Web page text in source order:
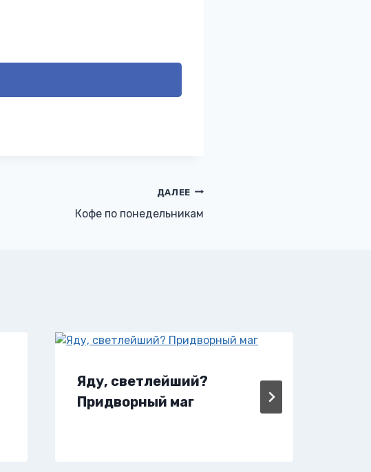
ДАЛЕЕ
Кофе по понедельникам
Яду, светлейший?
Придворный маг